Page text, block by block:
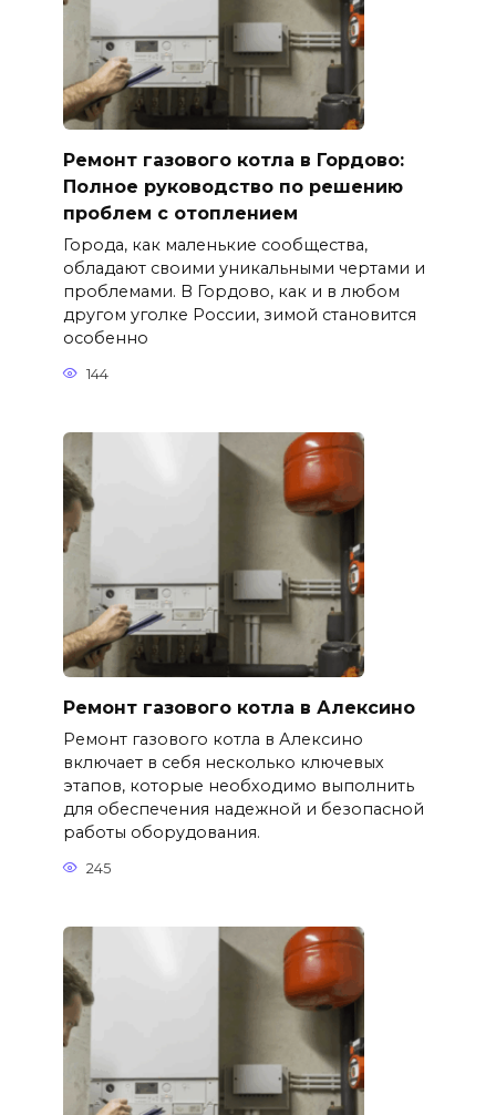
Ремонт газового котла в Гордово:
Полное руководство по решению
проблем с отоплением
Города, как маленькие сообщества,
обладают своими уникальными чертами и
проблемами. В Гордово, как и в любом
другом уголке России, зимой становится
особенно
144
Ремонт газового котла в Алексино
Ремонт газового котла в Алексино
включает в себя несколько ключевых
этапов, которые необходимо выполнить
для обеспечения надежной и безопасной
работы оборудования.
245